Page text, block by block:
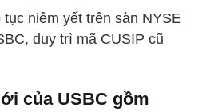
niêm yết trên sàn NYSE
duy trì mã CUSIP cũ
của USBC gồm